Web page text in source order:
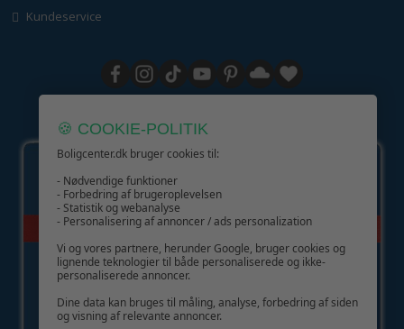
Kundeservice
GIV GLÆDE MED ET GAVEKORT!
🍪 COOKIE-POLITIK
Boligcenter.dk bruger cookies til:
- Nødvendige funktioner
- Forbedring af brugeroplevelsen
- Statistik og webanalyse
- Personalisering af annoncer / ads personalization
Vi og vores partnere, herunder Google, bruger cookies og
lignende teknologier til både personaliserede og ikke-
personaliserede annoncer.
Dine data kan bruges til måling, analyse, forbedring af siden
og visning af relevante annoncer.